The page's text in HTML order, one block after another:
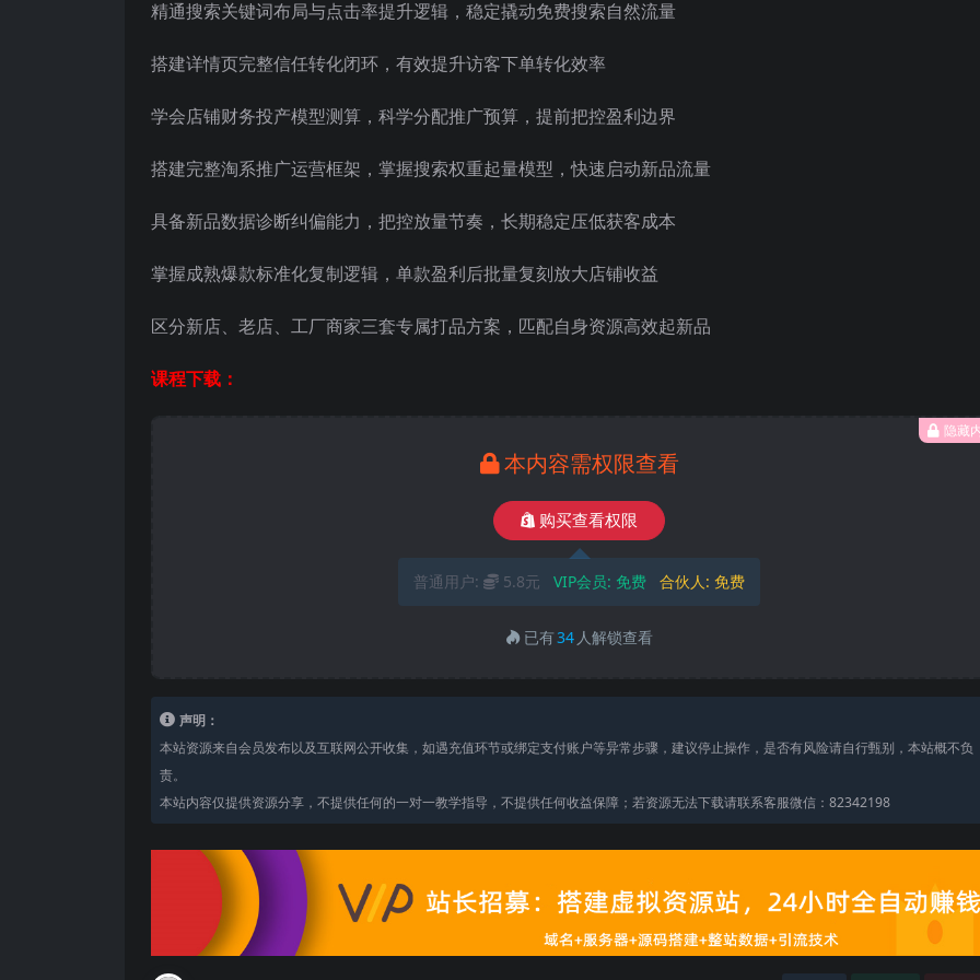
精通搜索关键词布局与点击率提升逻辑，稳定撬动免费搜索自然流量
搭建详情页完整信任转化闭环，有效提升访客下单转化效率
学会店铺财务投产模型测算，科学分配推广预算，提前把控盈利边界
搭建完整淘系推广运营框架，掌握搜索权重起量模型，快速启动新品流量
具备新品数据诊断纠偏能力，把控放量节奏，长期稳定压低获客成本
掌握成熟爆款标准化复制逻辑，单款盈利后批量复刻放大店铺收益
区分新店、老店、工厂商家三套专属打品方案，匹配自身资源高效起新品
课程下载：
隐藏
本内容需权限查看
购买查看权限
普通用户: 5.8元 VIP会员: 免费 合伙人: 免费
已有34 人解锁查看
声明：
本站资源来自会员发布以及互联网公开收集，如遇充值环节或绑定支付账户等异常步骤，建议停止操作，是否有风险请自行甄别，本站概不负
责。
本站内容仅提供资源分享，不提供任何的一对一教学指导，不提供任何收益保障；若资源无法下载请联系客服微信：82342198